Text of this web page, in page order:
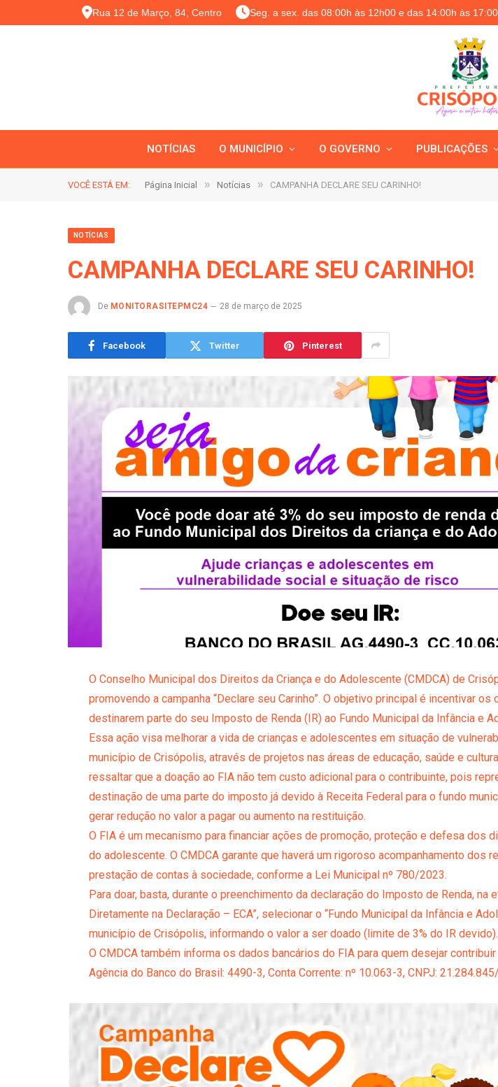
Rua 12 de Março, 84, Centro Seg. a sex. das 08:00h às 12h00 e das 14:00h às
NOTÍCIAS O MUNICÍPIO O GOVERNO PUBLICAÇÕES
VOCÊ ESTÁ EM: Página Inicial » Notícias » CAMPANHA DECLARE SEU CARINHO!
NOTÍCIAS
CAMPANHA DECLARE SEU CARINHO!
De MONITORASITEPMC24 28 de março de 2025
Facebook Twitter Pinterest
O Conselho Municipal dos Direitos da Criança e do Adolescente (CMDCA) de
promovendo a campanha “Declare seu Carinho”. O objetivo principal é incentivar os
destinarem parte do seu Imposto de Renda (IR) ao Fundo Municipal da Infância e
Essa ação visa melhorar a vida de crianças e adolescentes em situação de
município de Crisópolis, através de projetos nas áreas de educação, saúde e
ressaltar que a doação ao FIA não tem custo adicional para o contribuinte, pois
destinação de uma parte do imposto já devido à Receita Federal para o fundo
gerar redução no valor a pagar ou aumento na restituição.
O FIA é um mecanismo para financiar ações de promoção, proteção e defesa dos
do adolescente. O CMDCA garante que haverá um rigoroso acompanhamento dos
prestação de contas à sociedade, conforme a Lei Municipal nº 780/2023.
Para doar, basta, durante o preenchimento da declaração do Imposto de Renda, na
Diretamente na Declaração – ECA”, selecionar o “Fundo Municipal da Infância e
município de Crisópolis, informando o valor a ser doado (limite de 3% do IR devido).
O CMDCA também informa os dados bancários do FIA para quem desejar
Agência do Banco do Brasil: 4490-3, Conta Corrente: nº 10.063-3, CNPJ: